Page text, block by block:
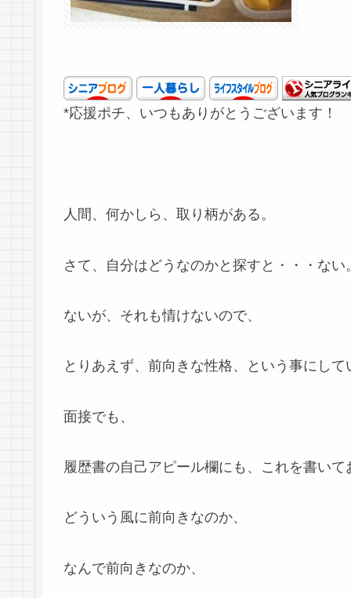
*応援ポチ、いつもありがとうございます！
人間、何かしら、取り柄がある。
さて、自分はどうなのかと探すと・・・ない
ないが、それも情けないので、
とりあえず、前向きな性格、という事にして
面接でも、
履歴書の自己アピール欄にも、これを書いて
どういう風に前向きなのか、
なんで前向きなのか、